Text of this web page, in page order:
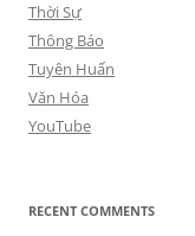
Thời Sự
Thông Báo
Tuyên Huấn
Văn Hóa
YouTube
RECENT COMMENTS